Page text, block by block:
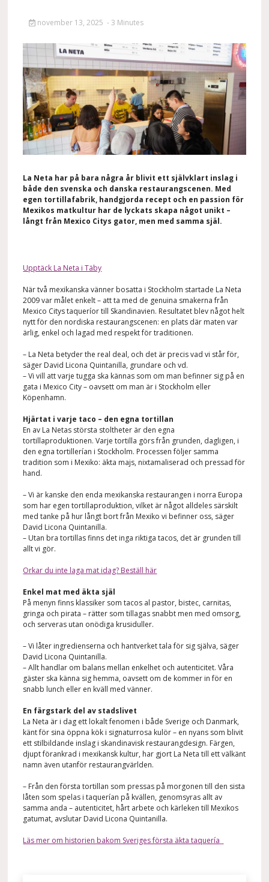
november 13, 2025 - 3 Minutes
La Neta har på bara några år blivit ett självklart inslag i
både den svenska och danska restaurangscenen. Med
egen tortillafabrik, handgjorda recept och en passion för
Mexikos matkultur har de lyckats skapa något unikt –
långt från Mexico Citys gator, men med samma själ.
Upptäck La Neta i Täby
När två mexikanska vänner bosatta i Stockholm startade La Neta
2009 var målet enkelt – att ta med de genuina smakerna från
Mexico Citys taqueríor till Skandinavien. Resultatet blev något helt
nytt för den nordiska restaurangscenen: en plats där maten var
ärlig, enkel och lagad med respekt för traditionen.
– La Neta betyder the real deal, och det är precis vad vi står för,
säger David Licona Quintanilla, grundare och vd.
– Vi vill att varje tugga ska kännas som om man befinner sig på en
gata i Mexico City – oavsett om man är i Stockholm eller
Köpenhamn.
Hjärtat i varje taco – den egna tortillan
En av La Netas största stoltheter är den egna
tortillaproduktionen. Varje tortilla görs från grunden, dagligen, i
den egna tortillerían i Stockholm. Processen följer samma
tradition som i Mexiko: äkta majs, nixtamaliserad och pressad för
hand.
– Vi är kanske den enda mexikanska restaurangen i norra Europa
som har egen tortillaproduktion, vilket är något alldeles särskilt
med tanke på hur långt bort från Mexiko vi befinner oss, säger
David Licona Quintanilla.
– Utan bra tortillas finns det inga riktiga tacos, det är grunden till
allt vi gör.
Orkar du inte laga mat idag? Beställ här
Enkel mat med äkta själ
På menyn finns klassiker som tacos al pastor, bistec, carnitas,
gringa och pirata – rätter som tillagas snabbt men med omsorg,
och serveras utan onödiga krusiduller.
– Vi låter ingredienserna och hantverket tala för sig själva, säger
David Licona Quintanilla.
– Allt handlar om balans mellan enkelhet och autenticitet. Våra
gäster ska känna sig hemma, oavsett om de kommer in för en
snabb lunch eller en kväll med vänner.
En färgstark del av stadslivet
La Neta är i dag ett lokalt fenomen i både Sverige och Danmark,
känt för sina öppna kök i signaturrosa kulör – en nyans som blivit
ett stilbildande inslag i skandinavisk restaurangdesign. Färgen,
djupt förankrad i mexikansk kultur, har gjort La Neta till ett välkänt
namn även utanför restaurangvärlden.
– Från den första tortillan som pressas på morgonen till den sista
låten som spelas i taquerían på kvällen, genomsyras allt av
samma anda – autenticitet, hårt arbete och kärleken till Mexikos
gatumat, avslutar David Licona Quintanilla.
Läs mer om historien bakom Sveriges första äkta taquería